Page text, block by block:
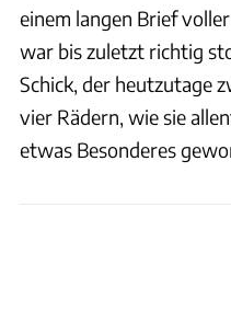
einem langen Brief
war bis zuletzt richtig
Schick, der heutzutage
vier Rädern, wie sie
etwas Besonderes